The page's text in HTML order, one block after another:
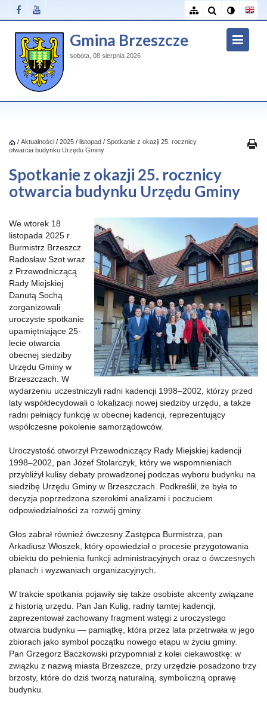
Gmina Brzeszcze
sobota, 08 sierpnia 2026
/ Aktualności / 2025 / listopad / Spotkanie z okazji 25. rocznicy
otwarcia budynku Urzędu Gminy
Spotkanie z okazji 25. rocznicy
otwarcia budynku Urzędu Gminy
We wtorek 18
listopada 2025 r.
Burmistrz Brzeszcz
Radosław Szot wraz
z Przewodniczącą
Rady Miejskiej
Danutą Sochą
zorganizowali
uroczyste spotkanie
upamiętniające 25-
lecie otwarcia
obecnej siedziby
Urzędu Gminy w
Brzeszczach. W
wydarzeniu uczestniczyli radni kadencji 1998–2002, którzy przed
laty współdecydowali o lokalizacji nowej siedziby urzędu, a także
radni pełniący funkcję w obecnej kadencji, reprezentujący
współczesne pokolenie samorządowców.
Uroczystość otworzył Przewodniczący Rady Miejskiej kadencji
1998–2002, pan Józef Stolarczyk, który we wspomnieniach
przybliżył kulisy debaty prowadzonej podczas wyboru budynku na
siedzibę Urzędu Gminy w Brzeszczach. Podkreślił, że była to
decyzja poprzedzona szerokimi analizami i poczuciem
odpowiedzialności za rozwój gminy.
Głos zabrał również ówczesny Zastępca Burmistrza, pan
Arkadiusz Włoszek, który opowiedział o procesie przygotowania
obiektu do pełnienia funkcji administracyjnych oraz o ówczesnych
planach i wyzwaniach organizacyjnych.
W trakcie spotkania pojawiły się także osobiste akcenty związane
z historią urzędu. Pan Jan Kulig, radny tamtej kadencji,
zaprezentował zachowany fragment wstęgi z uroczystego
otwarcia budynku — pamiątkę, która przez lata przetrwała w jego
zbiorach jako symbol początku nowego etapu w życiu gminy.
Pan Grzegorz Baczkowski przypomniał z kolei ciekawostkę: w
związku z nazwą miasta Brzeszcze, przy urzędzie posadzono trzy
brzosty, które do dziś tworzą naturalną, symboliczną oprawę
budynku.